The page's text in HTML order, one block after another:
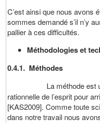
C’est ainsi que nous avons
sommes demandé s’il n’y
pallier à ces difficultés.
Méthodologies et
0.4.1. Méthodes
La méthode est
rationnelle de l’esprit pour
[KAS2009]. Comme toute
dans notre travail nous